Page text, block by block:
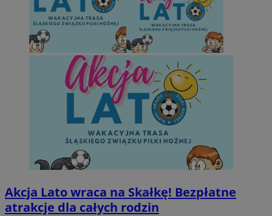
Akcja Lato wraca na Skałkę! Bezpłatne
atrakcje dla całych rodzin